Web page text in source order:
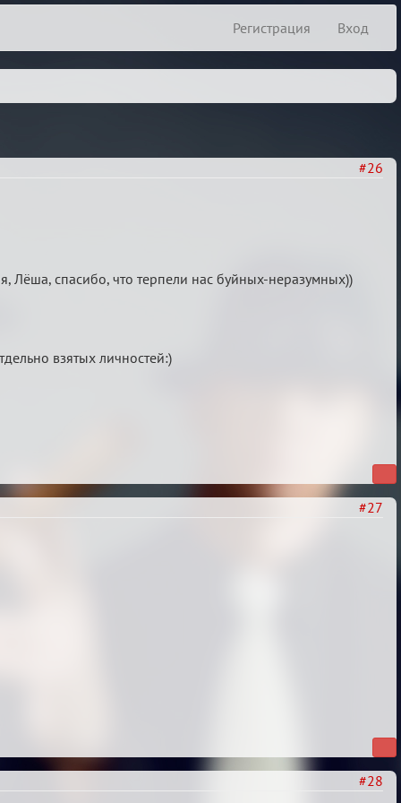
Регистрация Вход
#26
Лёша, спасибо, что терпели нас буйных-неразумных))
взятых личностей:)
#27
#28